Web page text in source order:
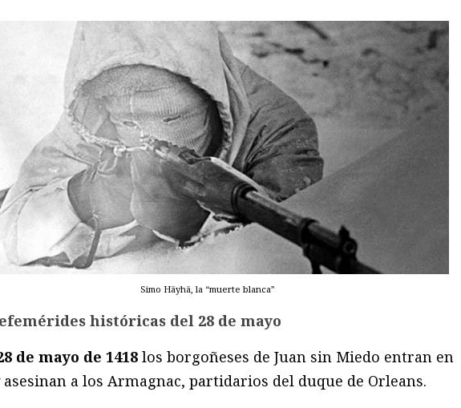
Simo Häyhä, la “muerte blanca”
históricas del 28 de mayo
de mayo de 1418 los borgoñeses de Juan sin Miedo entran en
asesinan a los Armagnac, partidarios del duque de Orleans.